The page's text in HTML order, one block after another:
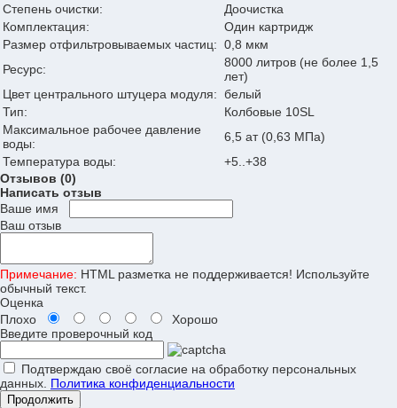
Степень очистки:
Доочистка
Комплектация:
Один картридж
Размер отфильтровываемых частиц: 0,8 мкм
Ресурс:
8000 литров (не более 1,5
лет)
Цвет центрального штуцера модуля: белый
Тип:
Колбовые 10SL
Максимальное рабочее давление
воды:
6,5 ат (0,63 МПа)
Температура воды:
+5..+38
Отзывов (0)
Написать отзыв
Ваше имя
Ваш отзыв
Примечание: HTML разметка не поддерживается! Используйте
обычный текст.
Оценка
Плохо
Хорошо
Введите проверочный код
Подтверждаю своё согласие на обработку персональных
данных. Политика конфиденциальности
Продолжить